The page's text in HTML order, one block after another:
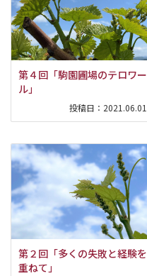
第４回「駒園圃場のテロワー
ル」
投稿日： 2021.06.01
第２回「多くの失敗と経験を
重ねて」